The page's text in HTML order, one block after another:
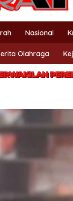
Nasional
Olahraga